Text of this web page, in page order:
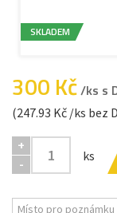
SKLADEM
300 Kč/ks s
(247.93 Kč /ks bez
+
-
ks